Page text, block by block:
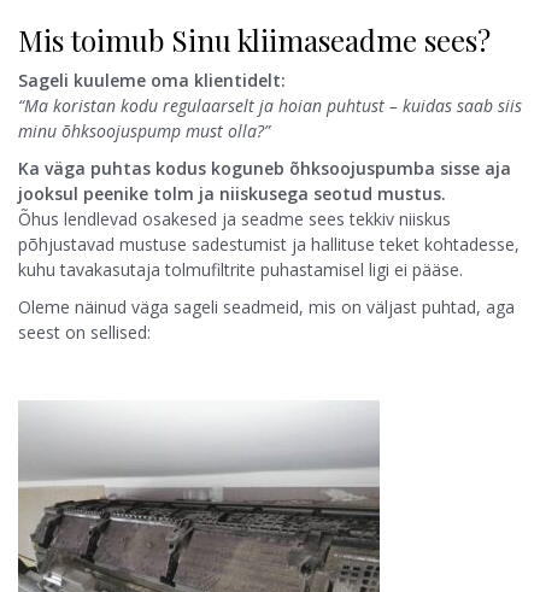
Mis toimub Sinu kliimaseadme sees?
Sageli kuuleme oma klientidelt:
“Ma koristan kodu regulaarselt ja hoian puhtust – kuidas saab siis
minu õhksoojuspump must olla?”
Ka väga puhtas kodus koguneb õhksoojuspumba sisse aja
jooksul peenike tolm ja niiskusega seotud mustus.
Õhus lendlevad osakesed ja seadme sees tekkiv niiskus
põhjustavad mustuse sadestumist ja hallituse teket kohtadesse,
kuhu tavakasutaja tolmufiltrite puhastamisel ligi ei pääse.
Oleme näinud väga sageli seadmeid, mis on väljast puhtad, aga
seest on sellised: